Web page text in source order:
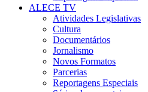
ALECE TV
Atividades Legislativas
Cultura
Documentários
Jornalismo
Novos Formatos
Parcerias
Reportagens Especiais